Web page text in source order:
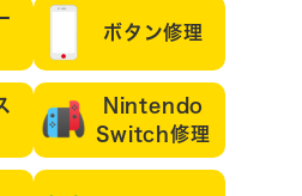
ボタン修理
Nintendo
Switch修理